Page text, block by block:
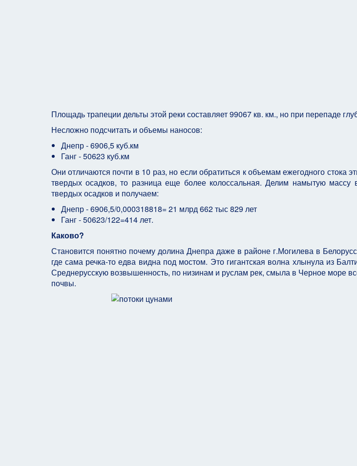
Площадь трапеции дельты этой реки составляет 99067 кв. км., но при перепаде
Несложно подсчитать и объемы наносов:
Днепр - 6906,5 куб.км
Ганг - 50623 куб.км
Они отличаются почти в 10 раз, но если обратиться к объемам ежегодного стока
твердых осадков, то разница еще более колоссальная. Делим намытую массу
твердых осадков и получаем:
Днепр - 6906,5/0,000318818= 21 млрд 662 тыс 829 лет
Ганг - 50623/122=414 лет.
Каково?
Становится понятно почему долина Днепра даже в районе г.Могилева в
где сама речка-то едва видна под мостом. Это гигантская волна хлынула из
Среднерусскую возвышенность, по низинам и руслам рек, смыла в Черное море
почвы.